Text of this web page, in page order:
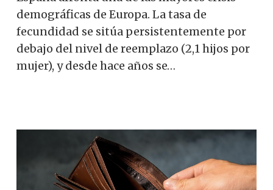
demográficas de Europa. La tasa de
fecundidad se sitúa persistentemente por
debajo del nivel de reemplazo (2,1 hijos por
mujer), y desde hace años se…